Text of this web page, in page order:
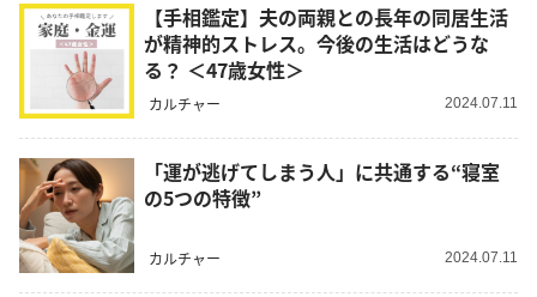
【手相鑑定】夫の両親との長年の同居生活
が精神的ストレス。今後の生活はどうな
る？ ＜47歳女性＞
カルチャー 2024.07.11
「運が逃げてしまう人」に共通する“寝室
の5つの特徴”
カルチャー 2024.07.11